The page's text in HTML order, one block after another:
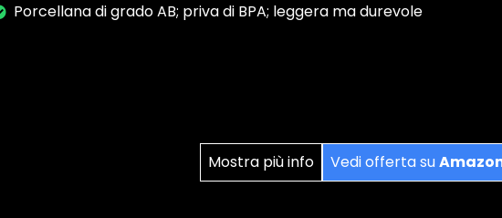
Porcellana di grado AB; priva di BPA; leggera ma durevole
Mostra più info Vedi offerta su